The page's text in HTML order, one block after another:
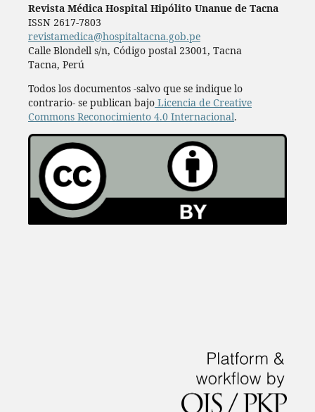
Revista Médica Hospital Hipólito Unanue de Tacna
ISSN 2617-7803
revistamedica@hospitaltacna.gob.pe
Calle Blondell s/n, Código postal 23001, Tacna
Tacna, Perú
Todos los documentos -salvo que se indique lo
contrario- se publican bajoLicencia de Creative
Commons Reconocimiento 4.0 Internacional.